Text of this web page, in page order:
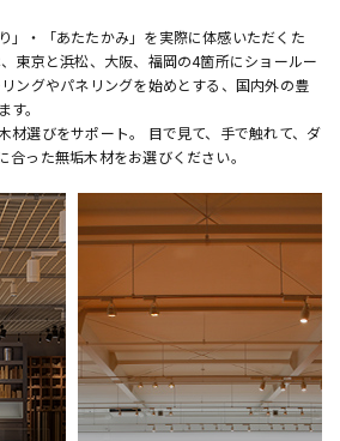
」・「あたたかみ」を実際に体感いただくた
東京と浜松、大阪、福岡の4箇所にショールー
ングやパネリングを始めとする、国内外の豊
。
材選びをサポート。 目で見て、手で触れて、ダ
合った無垢木材をお選びください。